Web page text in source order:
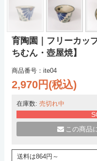
育陶園｜フリーカッ
ちむん・壺屋焼】
商品番号：ite04
2,970円(税込)
在庫数: 売切れ中
この商品
送料は864円～